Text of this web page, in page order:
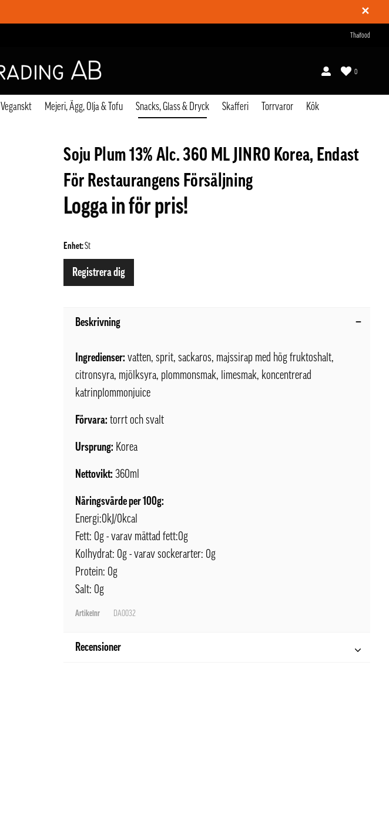
✕
Thaifood
0
Veganskt Mejeri, Ägg, Olja & Tofu Snacks, Glass & Dryck Skafferi Torrvaror Kök
Soju Plum 13% Alc. 360 ML JINRO Korea, Endast
För Restaurangens Försäljning
Logga in för pris!
Enhet:St
Registrera dig
Beskrivning
Ingredienser: vatten, sprit, sackaros, majssirap med hög fruktoshalt,
citronsyra, mjölksyra, plommonsmak, limesmak, koncentrerad
katrinplommonjuice
Förvara: torrt och svalt
Ursprung: Korea
Nettovikt: 360ml
Näringsvärde per 100g:
Energi:0kJ/0kcal
Fett: 0g - varav mättad fett:0g
Kolhydrat: 0g - varav sockerarter: 0g
Protein: 0g
Salt: 0g
Artikelnr DA0032
Recensioner